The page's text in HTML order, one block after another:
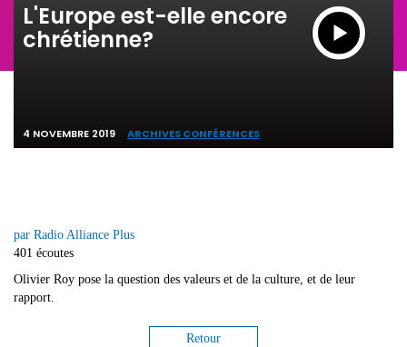
L'Europe est-elle encore
chrétienne?
4 NOVEMBRE 2019 ARCHIVES CONFÉRENCES
par Radio Alliance Plus
401 écoutes
Olivier Roy pose la question des valeurs et de la culture, et de leur
rapport.
Retour